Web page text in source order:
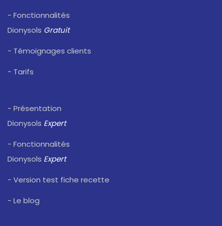
- Fonctionnalités
Dionysols Gratuit
- Témoignages clients
- Tarifs
- Présentation
Dionysols Expert
- Fonctionnalités
Dionysols Expert
- Version test fiche recette
- Le blog